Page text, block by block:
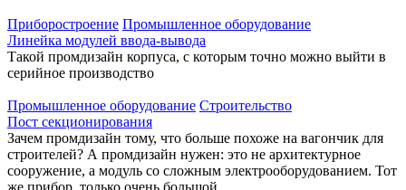
Приборостроение Промышленное оборудование
Линейка модулей ввода-вывода
Такой промдизайн корпуса, с которым точно можно выйти в
серийное производство
Промышленное оборудование Строительство
Пост секционирования
Зачем промдизайн тому, что больше похоже на вагончик для
строителей? А промдизайн нужен: это не архитектурное
сооружение, а модуль со сложным электрооборудованием. Тот
же прибор, только очень большой.